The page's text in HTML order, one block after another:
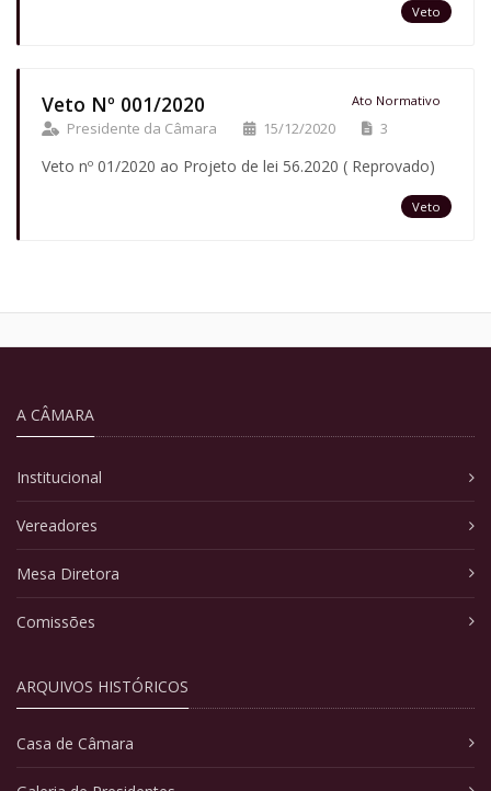
Veto
Veto Nº 001/2020 Ato Normativo
Presidente da Câmara 15/12/2020 3
Veto nº 01/2020 ao Projeto de lei 56.2020 ( Reprovado)
Veto
A CÂMARA
Institucional
Vereadores
Mesa Diretora
Comissões
ARQUIVOS HISTÓRICOS
Casa de Câmara